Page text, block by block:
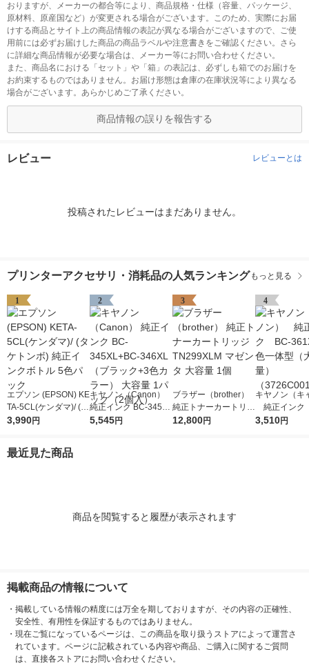
おりますが、メーカーの都合等により、商品規格・仕様（容量、パッケージ、
原材料、原産国など）が変更される場合がございます。このため、実際にお届
けする商品とサイト上の商品情報の表記が異なる場合がございますので、ご使
用前には必ずお届けした商品の商品ラベルや注意書きをご確認ください。さら
に詳細な商品情報が必要な場合は、メーカー等にお問い合わせください。
また、商品名における「セット」や「箱」の表記は、必ずしも箱でのお届けを
お約束するものではありません。お届け形態は倉庫の在庫状況等により異なる
場合がございます。あらかじめご了承ください。
商品情報の誤りを報告する
レビュー レビューとは
投稿されたレビューはまだありません。
プリンターアクセサリ・消耗品の人気ランキング もっと見る
1
エプソン (EPSON) KE
TA-5CL(ケンダマ)/ (タ
ケトンボ) 純正インク
3,990円
2
キヤノン（Canon）
純正インク BC-345XL
+BC-346XL （ブラッ
5,545円
3
ブラザー（brother）
純正トナーカートリッ
ジ TN299XLM マゼン
12,800円
4
キヤノン（キ
純正イン
1XL 3色一体
3,510円
最近見た商品
商品を閲覧すると履歴が表示されます
掲載商品の情報について
・ 掲載している情報の精度には万全を期しておりますが、その内容の正確性、
安全性、有用性を保証するものではありません。
・ 現在ご覧になっているページは、この商品を取り扱うストアによって運営さ
れています。ページに記載されている内容や商品、ご購入に関するご質問
は、直接各ストアにお問い合わせください。